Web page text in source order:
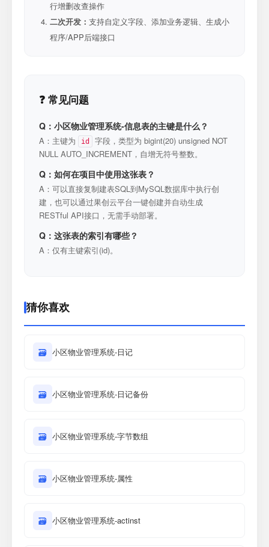
行增删改查操作
二次开发： 支持自定义字段、添加业务逻辑、生成小
程序/APP后端接口
❓ 常见问题
Q：小区物业管理系统-信息表的主键是什么？
A：主键为 id
字段，类型为 bigint(20) unsigned NOT
NULL AUTO_INCREMENT，自增无符号整数。
Q：如何在项目中使用这张表？
A：可以直接复制建表SQL到MySQL数据库中执行创
建，也可以通过果创云平台一键创建并自动生成
RESTful API接口，无需手动部署。
Q：这张表的索引有哪些？
A：仅有主键索引(id)。
猜你喜欢
🗃 小区物业管理系统-日记
🗃 小区物业管理系统-日记备份
🗃 小区物业管理系统-字节数组
🗃 小区物业管理系统-属性
🗃 小区物业管理系统-actinst